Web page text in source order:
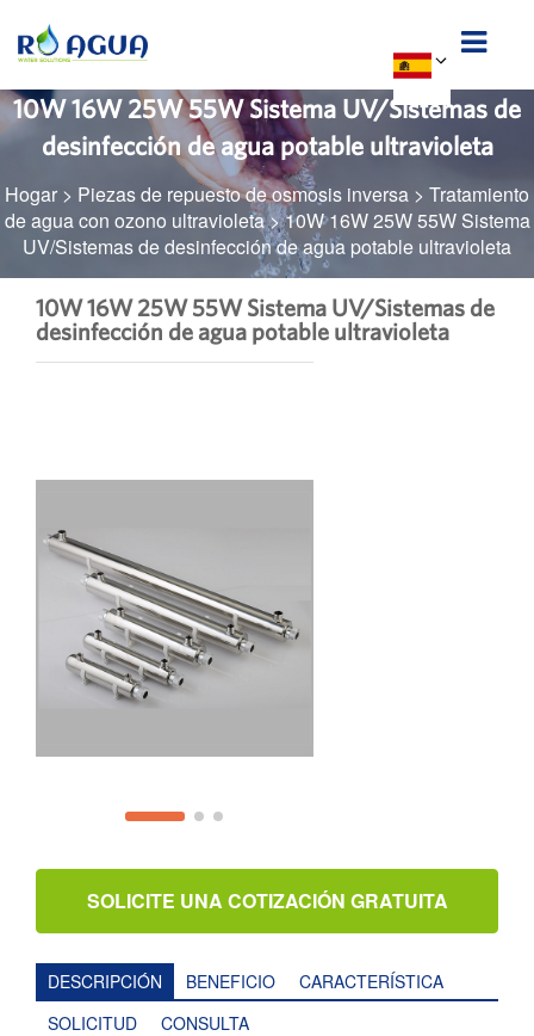
10W 16W 25W 55W Sistema UV/Sistemas de
desinfección de agua potable ultravioleta
Hogar > Piezas de repuesto de osmosis inversa > Tratamiento
de agua con ozono ultravioleta>10W 16W 25W 55W Sistema
UV/Sistemas de desinfección de agua potable ultravioleta
10W 16W 25W 55W Sistema UV/Sistemas de
desinfección de agua potable ultravioleta
SOLICITE UNA COTIZACIÓN GRATUITA
DESCRIPCIÓN BENEFICIO
CARACTERÍSTICA
SOLICITUD
CONSULTA